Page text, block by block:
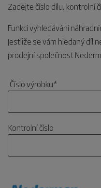
Zadejte číslo dílu, kontrolní
Funkci vyhledávání
Jestliže se vám hledaný díl
prodejní společnost
Číslo výrobku*
Kontrolní číslo